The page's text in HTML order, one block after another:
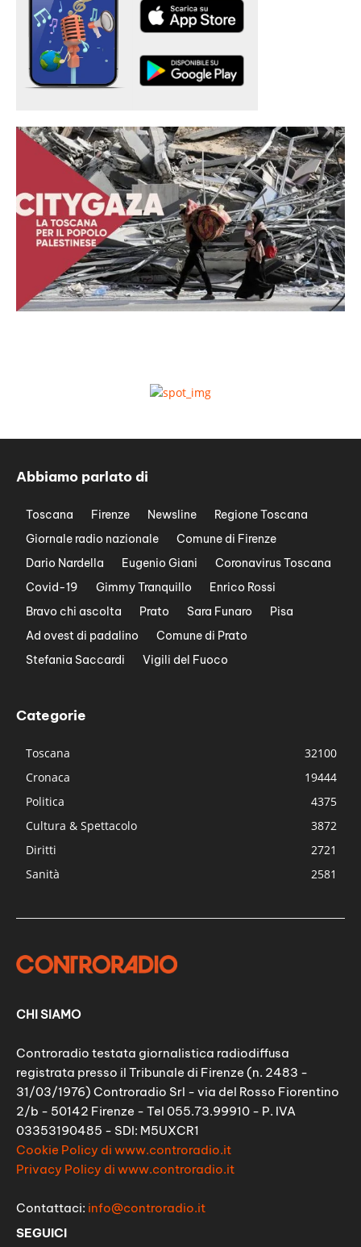
Abbiamo parlato di
Toscana Firenze Newsline
Regione Toscana
Giornale radio nazionale
Comune di Firenze
Dario Nardella
Eugenio Giani
Coronavirus Toscana
Covid-19
Gimmy Tranquillo
Enrico Rossi
Bravo chi ascolta
Prato Sara Funaro
Pisa
Ad ovest di padalino
Comune di Prato
Stefania Saccardi
Vigili del Fuoco
Categorie
Toscana
32100
Cronaca
19444
Politica
4375
Cultura & Spettacolo
3872
Diritti
2721
Sanità
2581
CHI SIAMO
Controradio testata giornalistica radiodiffusa
registrata presso il Tribunale di Firenze (n. 2483 -
31/03/1976) Controradio Srl - via del Rosso Fiorentino
2/b - 50142 Firenze - Tel 055.73.99910 - P. IVA
03353190485 - SDI: M5UXCR1
Cookie Policy di www.controradio.it
Privacy Policy di www.controradio.it
Contattaci: info@controradio.it
SEGUICI